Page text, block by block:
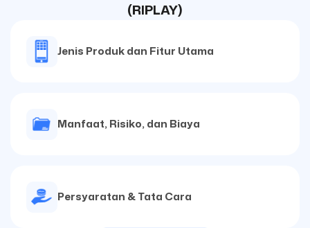
(RIPLAY)
Jenis Produk dan Fitur Utama
Manfaat, Risiko, dan Biaya
Persyaratan & Tata Cara